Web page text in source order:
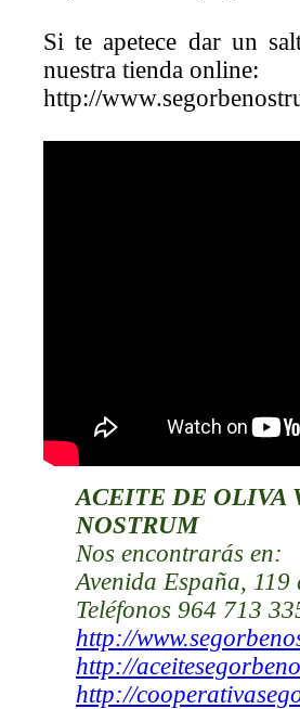
Si te apetece dar un
nuestra tienda online:
http://
ACEITE DE OLIVA
NOSTRUM
Nos encontrarás en:
Avenida España,
Teléfonos 964 713
http://
http://
http://